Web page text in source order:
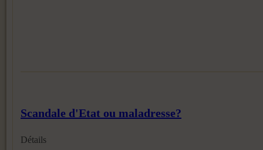
Scandale d'Etat ou maladresse?
Détails